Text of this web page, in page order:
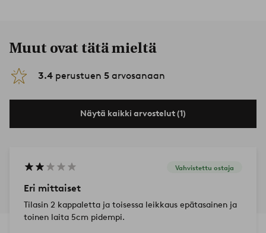
Muut ovat tätä mieltä
3.4 perustuen 5 arvosanaan
Näytä kaikki arvostelut (1)
Vahvistettu ostaja
Eri mittaiset
Tilasin 2 kappaletta ja toisessa leikkaus epätasainen ja
toinen laita 5cm pidempi.